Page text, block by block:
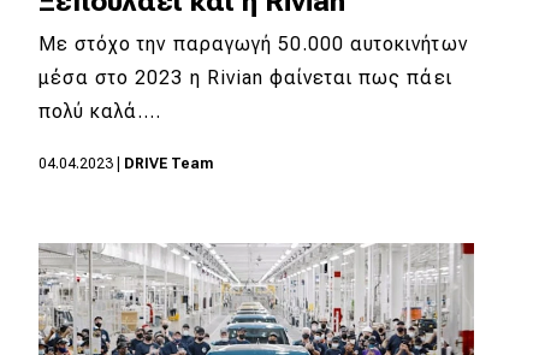
Με στόχο την παραγωγή 50.000 αυτοκινήτων
μέσα στο 2023 η Rivian φαίνεται πως πάει
πολύ καλά.…
04.04.2023 DRIVE Team